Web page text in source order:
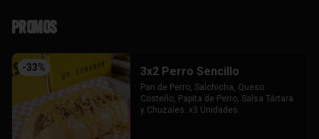
Promos
-33% 3x2 Perro Sencillo
Pan de Perro, Salchicha, Queso
Costeño, Papita de Perro, Salsa Tártara
y Chuzales. x3 Unidades